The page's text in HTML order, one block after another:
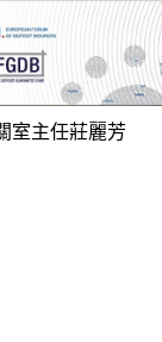
室主任莊麗芳